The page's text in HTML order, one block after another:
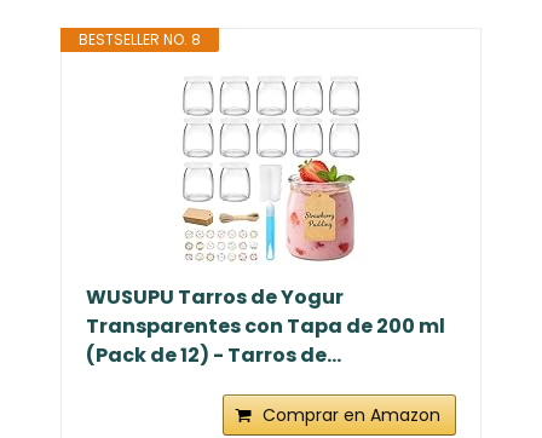
BESTSELLER NO. 8
WUSUPU Tarros de Yogur
Transparentes con Tapa de 200 ml
(Pack de 12) - Tarros de...
Comprar en Amazon